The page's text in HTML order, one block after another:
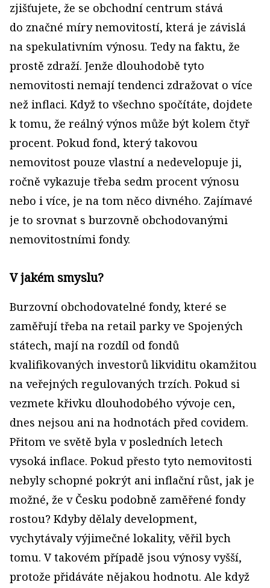
zjišťujete, že se obchodní centrum stává
do značné míry nemovitostí, která je závislá
na spekulativním výnosu. Tedy na faktu, že
prostě zdraží. Jenže dlouhodobě tyto
nemovitosti nemají tendenci zdražovat o více
než inflaci. Když to všechno spočítáte, dojdete
k tomu, že reálný výnos může být kolem čtyř
procent. Pokud fond, který takovou
nemovitost pouze vlastní a nedevelopuje ji,
ročně vykazuje třeba sedm procent výnosu
nebo i více, je na tom něco divného. Zajímavé
je to srovnat s burzovně obchodovanými
nemovitostními fondy.
V jakém smyslu?
Burzovní obchodovatelné fondy, které se
zaměřují třeba na retail parky ve Spojených
státech, mají na rozdíl od fondů
kvalifikovaných investorů likviditu okamžitou
na veřejných regulovaných trzích. Pokud si
vezmete křivku dlouhodobého vývoje cen,
dnes nejsou ani na hodnotách před covidem.
Přitom ve světě byla v posledních letech
vysoká inflace. Pokud přesto tyto nemovitosti
nebyly schopné pokrýt ani inflační růst, jak je
možné, že v Česku podobně zaměřené fondy
rostou? Kdyby dělaly development,
vychytávaly výjimečné lokality, věřil bych
tomu. V takovém případě jsou výnosy vyšší,
protože přidáváte nějakou hodnotu. Ale když